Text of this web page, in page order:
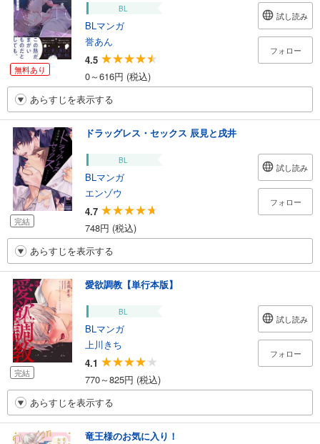
無料あり
BL
BLマンガ
誉あん
4.5
0～616円 (税込)
試し読み
フォロー
あらすじを表示する
完結
ドラッグレス・セックス 辰見と戌井
BL
BLマンガ
エンゾウ
4.7
748円 (税込)
試し読み
フォロー
あらすじを表示する
完結
愛欲調教【単行本版】
BL
BLマンガ
上川きち
4.1
770～825円 (税込)
試し読み
フォロー
あらすじを表示する
竜王様のお気に入り！